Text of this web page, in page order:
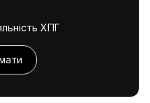
ХПГ